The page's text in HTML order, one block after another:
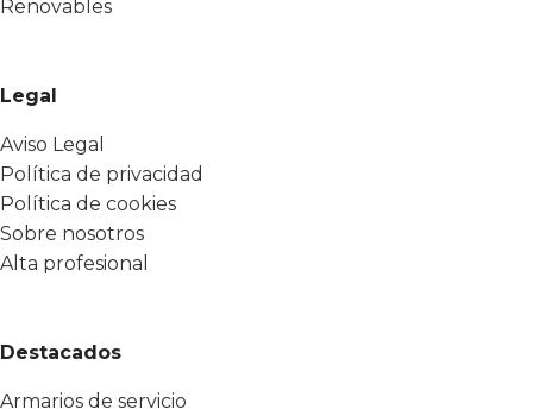
Renovables
Legal
Aviso Legal
Política de privacidad
Política de cookies
Sobre nosotros
Alta profesional
Destacados
Armarios de servicio